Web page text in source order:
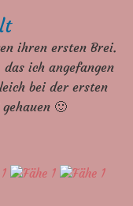
ihren ersten Brei.
ich angefangen
bei der ersten
🙂